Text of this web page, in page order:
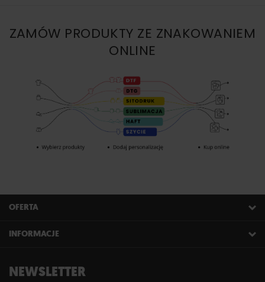
ZAMÓW PRODUKTY ZE ZNAKOWANIEM
ONLINE
OFERTA
INFORMACJE
NEWSLETTER